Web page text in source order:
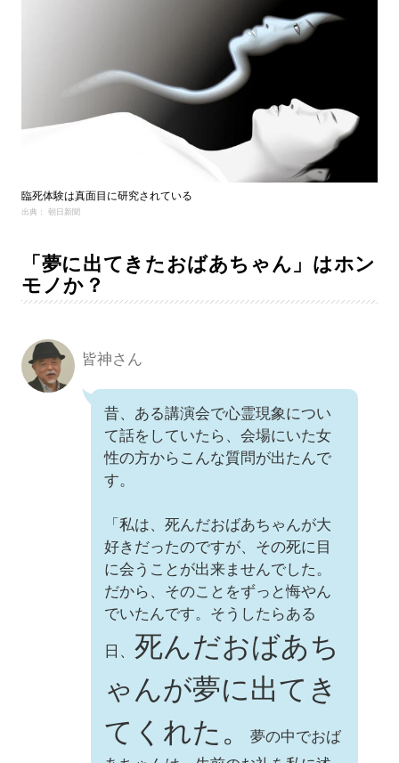
臨死体験は真面目に研究されている
出典： 朝日新聞
「夢に出てきたおばあちゃん」はホン
モノか？
皆神さん
昔、ある講演会で心霊現象につい
て話をしていたら、会場にいた女
性の方からこんな質問が出たんで
す。
「私は、死んだおばあちゃんが大
好きだったのですが、その死に目
に会うことが出来ませんでした。
だから、そのことをずっと悔やん
でいたんです。そうしたらある
日、 死んだおばあち
ゃんが夢に出てき
てくれた。
夢の中でおば